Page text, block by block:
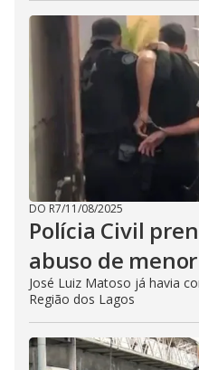
DO R7/11/08/2025
Polícia Civil
abuso de
José Luiz Matoso já havia
Região dos Lagos